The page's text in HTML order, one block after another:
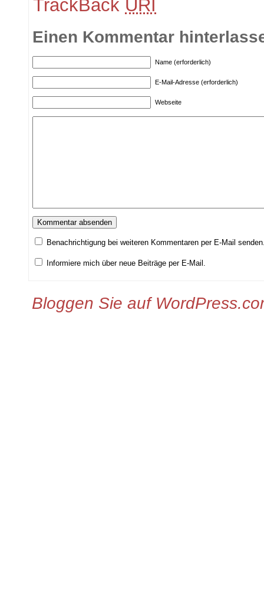
TrackBack URI
Einen Kommentar
Name (erforderlich)
E-Mail-Adresse (erforderlich)
Webseite
Benachrichtigung bei weiteren Kommentaren per E-Mail
Informiere mich über neue Beiträge per E-Mail.
Bloggen Sie auf